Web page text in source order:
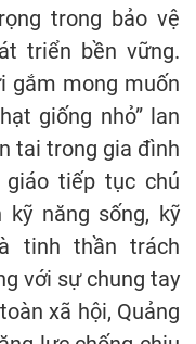
trong bảo vệ
triển bền vững.
gắm mong muốn
giống nhỏ” lan
tai trong gia đình
giáo tiếp tục chú
năng sống, kỹ
tinh thần trách
với sự chung tay
xã hội, Quảng